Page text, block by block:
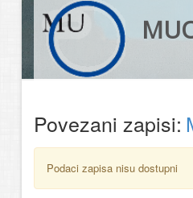
Povezani zapisi:
Podaci zapisa nisu dostupni